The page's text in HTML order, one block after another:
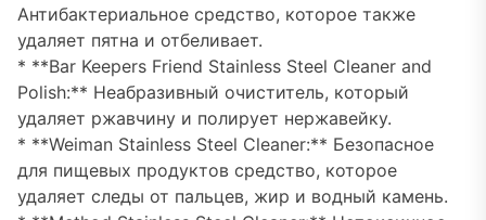
Антибактериальное средство, которое также
удаляет пятна и отбеливает.
* **Bar Keepers Friend Stainless Steel Cleaner and
Polish:** Неабразивный очиститель, который
удаляет ржавчину и полирует нержавейку.
* **Weiman Stainless Steel Cleaner:** Безопасное
для пищевых продуктов средство, которое
удаляет следы от пальцев, жир и водный камень.